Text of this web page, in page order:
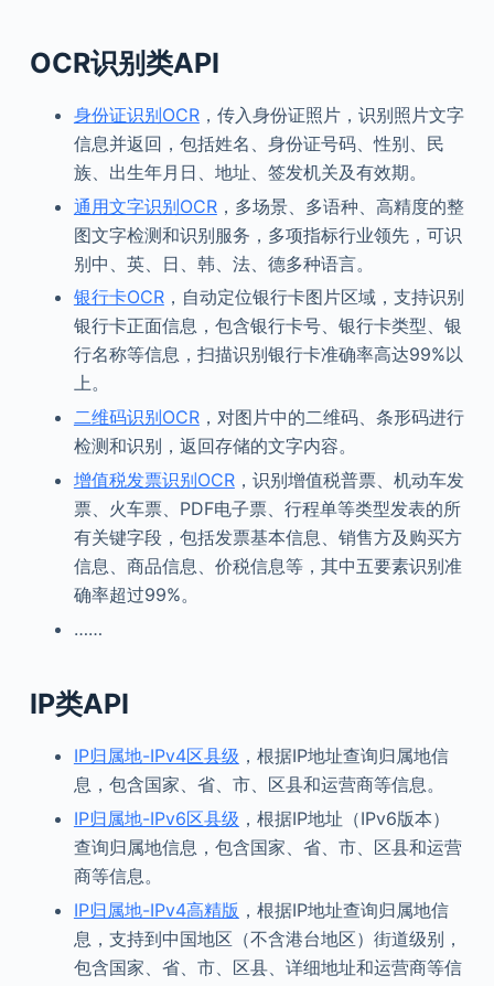
OCR识别类API
身份证识别OCR，传入身份证照片，识别照片文字
信息并返回，包括姓名、身份证号码、性别、民
族、出生年月日、地址、签发机关及有效期。
通用文字识别OCR，多场景、多语种、高精度的整
图文字检测和识别服务，多项指标行业领先，可识
别中、英、日、韩、法、德多种语言。
银行卡OCR，自动定位银行卡图片区域，支持识别
银行卡正面信息，包含银行卡号、银行卡类型、银
行名称等信息，扫描识别银行卡准确率高达99%以
上。
二维码识别OCR，对图片中的二维码、条形码进行
检测和识别，返回存储的文字内容。
增值税发票识别OCR，识别增值税普票、机动车发
票、火车票、PDF电子票、行程单等类型发表的所
有关键字段，包括发票基本信息、销售方及购买方
信息、商品信息、价税信息等，其中五要素识别准
确率超过99%。
……
IP类API
IP归属地-IPv4区县级 ，根据IP地址查询归属地信
息，包含国家、省、市、区县和运营商等信息。
IP归属地-IPv6区县级 ，根据IP地址（IPv6版本）
查询归属地信息，包含国家、省、市、区县和运营
商等信息。
IP归属地-IPv4高精版 ，根据IP地址查询归属地信
息，支持到中国地区（不含港台地区）街道级别，
包含国家、省、市、区县、详细地址和运营商等信